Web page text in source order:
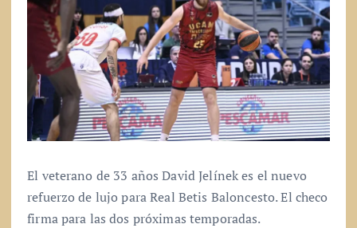
El veterano de 33 años David Jelínek es el nuevo
refuerzo de lujo para Real Betis Baloncesto. El checo
firma para las dos próximas temporadas.